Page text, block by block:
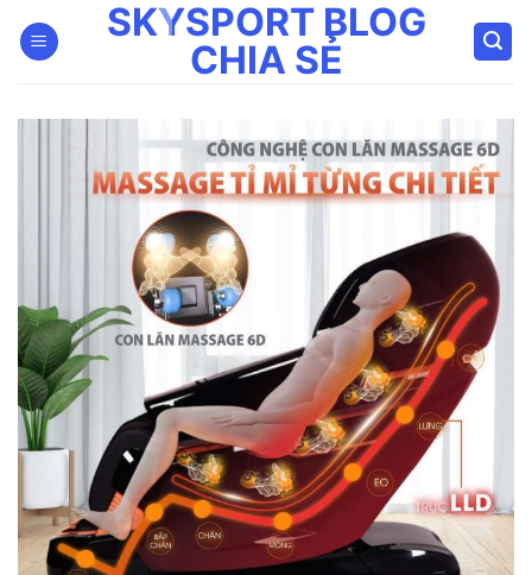
qua
SKYSPORT BLOG
CHIA SẺ